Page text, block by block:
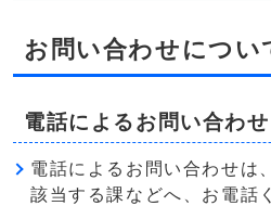
お問い合わせについ
電話によるお問い合わせ
電話によるお問い合わせは
該当する課などへ、お電話